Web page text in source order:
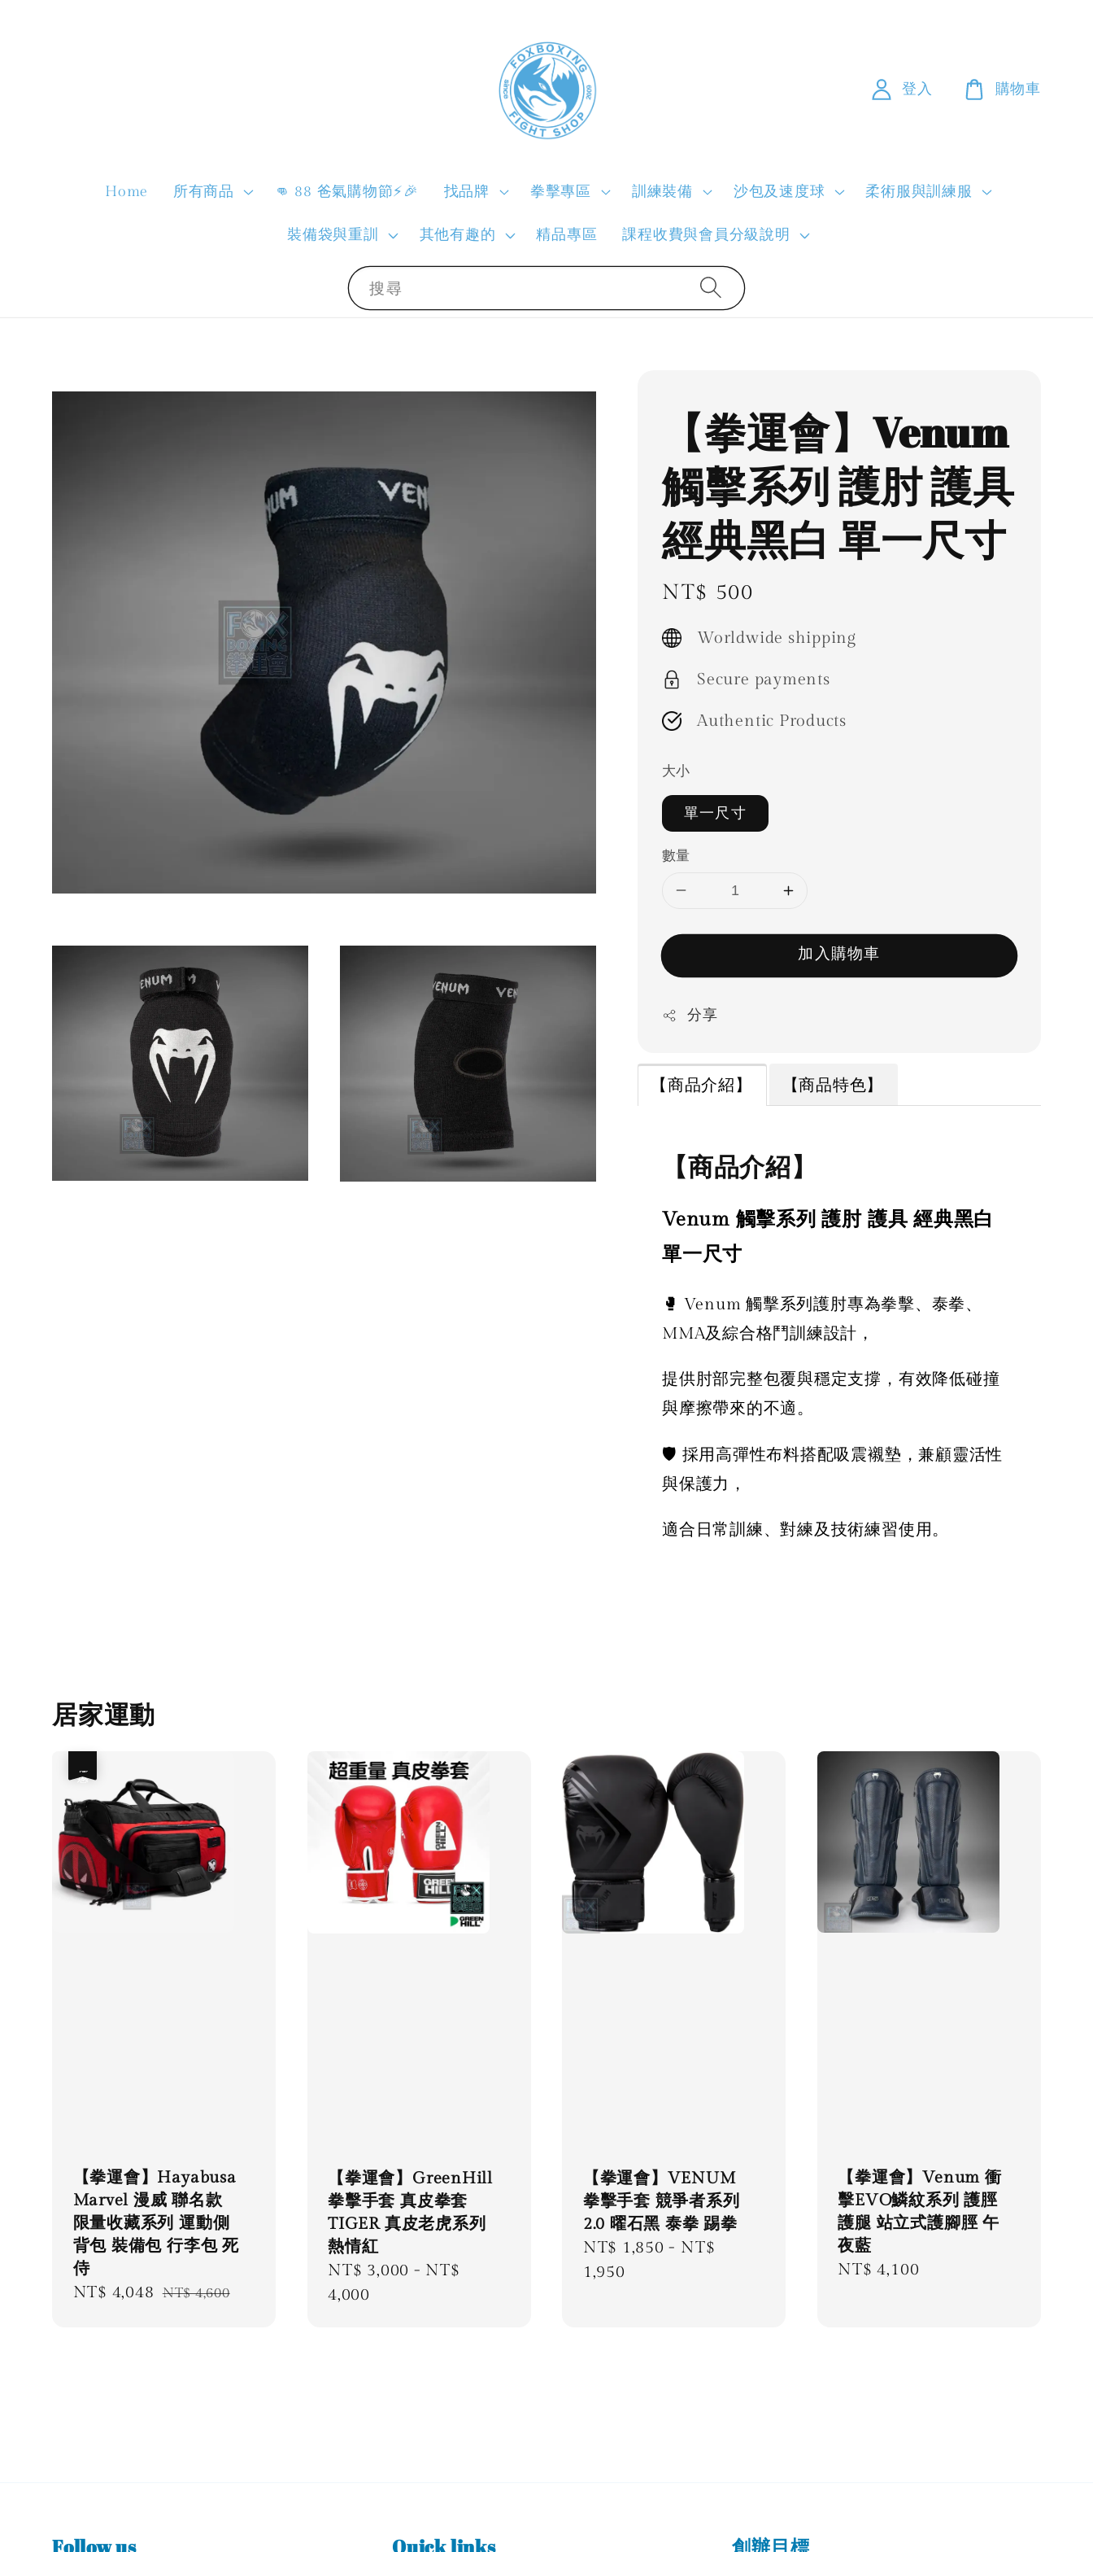
搜尋
Home 所有商品 👊 88 爸氣購物節⚡🎉 找品牌 拳擊專區 訓練裝備 沙包及速度球 柔術服與訓練服
裝備袋與重訓 其他有趣的 精品專區 課程收費與會員分級說明
登入 購物車
【拳運會】Venum
觸擊系列 護肘 護具
經典黑白 單一尺寸
Regular
price
NT$ 500
Worldwide shipping
Secure payments
Authentic Products
大小
單一尺寸
數量
加入購物車
分享
【商品介紹】 【商品特色】
【商品介紹】
Venum 觸擊系列 護肘 護具 經典黑白
單一尺寸
🥊 Venum 觸擊系列護肘專為拳擊、泰拳、
MMA及綜合格鬥訓練設計，
提供肘部完整包覆與穩定支撐，有效降低碰撞
與摩擦帶來的不適。
🛡️ 採用高彈性布料搭配吸震襯墊，兼顧靈活性
與保護力，
適合日常訓練、對練及技術練習使用。
居家運動
【拳運會】Hayabusa
Marvel 漫威 聯名款
限量收藏系列 運動側
背包 裝備包 行李包 死
侍
Sale
NT$ 4,048 Regular
NT$ 4,600
【拳運會】GreenHill
拳擊手套 真皮拳套
TIGER 真皮老虎系列
熱情紅
Regular
price
NT$ 3,000 - NT$
4,000
【拳運會】VENUM
拳擊手套 競爭者系列
2.0 曜石黑 泰拳 踢拳
Regular
price
NT$ 1,850 - NT$
1,950
【拳運會】Venum 衝
擊EVO鱗紋系列 護脛
護腿 站立式護腳脛 午
夜藍
Regular
NT$ 4,100
Follow us Quick links 創辦目標